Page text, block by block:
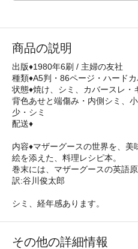
商品の説明
出版♦1980年6刷 / 主婦の友社
種類♦A5判・86ページ・ハード
状態♦焼け、シミ、カバースレ・
背色あせと端傷み・内側シミ、
少・シミ
配送♦
内容♦マザーグースの世界を、
絵を添えた、料理レシピ本。
巻末には、マザーグースの英語
訳:谷川俊太郎
シミ、経年感あります。
その他の詳細情報